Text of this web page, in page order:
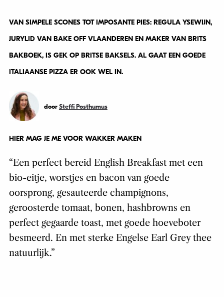
VAN SIMPELE SCONES TOT IMPOSANTE PIES: REGULA YSEWIJN,
JURYLID VAN BAKE OFF VLAANDERENEN MAKER VAN BRITS
BAKBOEK, IS GEK OP BRITSE BAKSELS. AL GAAT EEN GOEDE
ITALIAANSE PIZZA ER OOK WEL IN.
door Steffi Posthumus
HIER MAG JE ME VOOR WAKKER MAKEN
“Een perfect bereid English Breakfast met een
bio-eitje, worstjes en bacon van goede
oorsprong, gesauteerde champignons,
geroosterde tomaat, bonen, hashbrowns en
perfect gegaarde toast, met goede hoeveboter
besmeerd. En met sterke Engelse Earl Grey thee
natuurlijk.”